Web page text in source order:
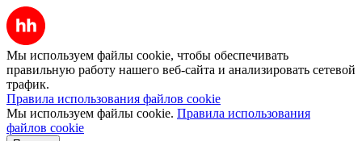
Мы используем файлы cookie, чтобы обеспечивать
правильную работу нашего веб-сайта и анализировать сетевой
трафик.
Правила использования файлов cookie
Мы используем файлы cookie. Правила использования
файлов cookie